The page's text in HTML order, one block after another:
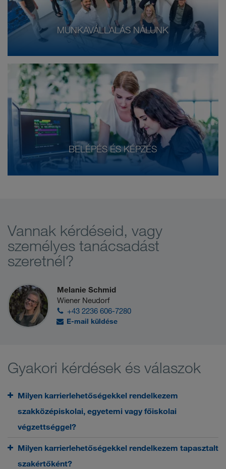
MUNKAVÁLLALÁS NÁLUNK
BELÉPÉS ÉS KÉPZÉS
Vannak kérdéseid, vagy
személyes tanácsadást
szeretnél?
Melanie Schmid
Wiener Neudorf
+43 2236 606-7280
E-mail küldése
Gyakori kérdések és válaszok
Milyen karrierlehetőségekkel rendelkezem
szakközépiskolai, egyetemi vagy főiskolai
végzettséggel?
Milyen karrierlehetőségekkel rendelkezem tapasztalt
szakértőként?